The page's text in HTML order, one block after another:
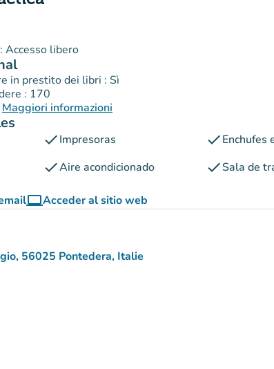
Accesso libero
in prestito dei libri : Sì
: 170
Maggiori informazioni
checkImpresoras checkEnchufes
checkAire acondicionado checkSala de
computerAcceder al sitio web
(nueva pestaña)
56025 Pontedera, Italie
(abrir en Google Maps)
(nueva pestaña)